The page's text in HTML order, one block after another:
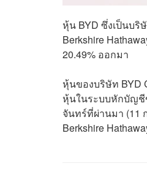
หุ้น BYD ซึ่งเป็นบ
Berkshire
20.49% ออกมา
หุ้นของบริษัท BYD
หุ้นในระบบหักบัญชีข
จันทร์ที่ผ่านมา (11
Berkshire